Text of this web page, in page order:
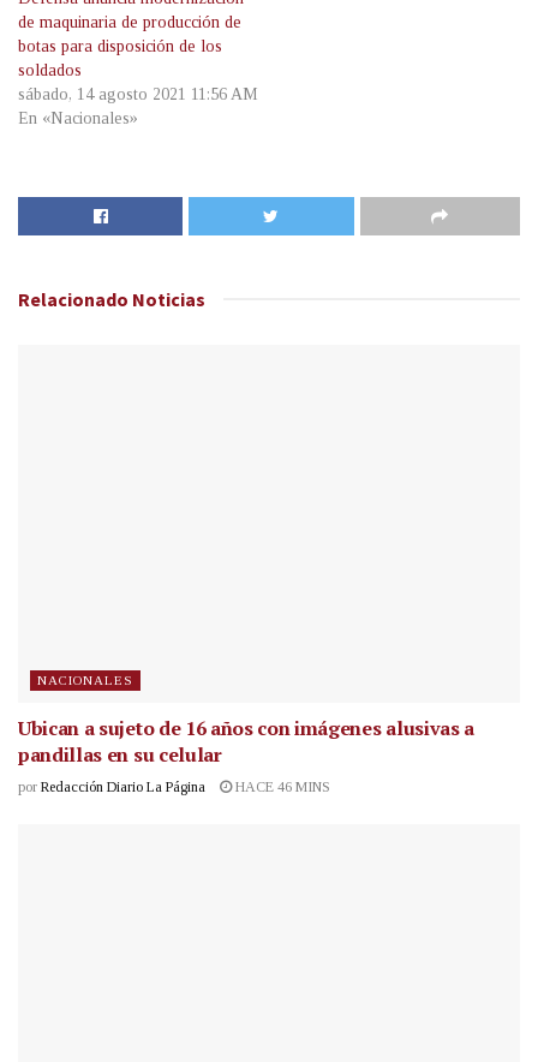
de maquinaria de producción de
botas para disposición de los
soldados
sábado, 14 agosto 2021 11:56 AM
En «Nacionales»
Relacionado Noticias
NACIONALES
Ubican a sujeto de 16 años con imágenes alusivas a
pandillas en su celular
por Redacción Diario La Página HACE 46 MINS